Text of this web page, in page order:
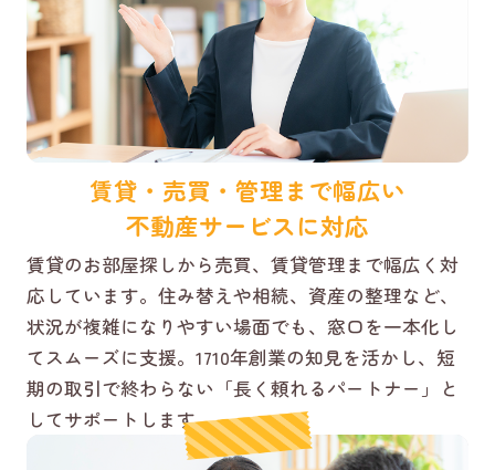
賃貸・売買・管理まで幅広い
不動産サービスに対応
賃貸のお部屋探しから売買、賃貸管理まで幅広く対
応しています。住み替えや相続、資産の整理など、
状況が複雑になりやすい場面でも、窓口を一本化し
てスムーズに支援。1710年創業の知見を活かし、短
期の取引で終わらない「長く頼れるパートナー」と
してサポートします。